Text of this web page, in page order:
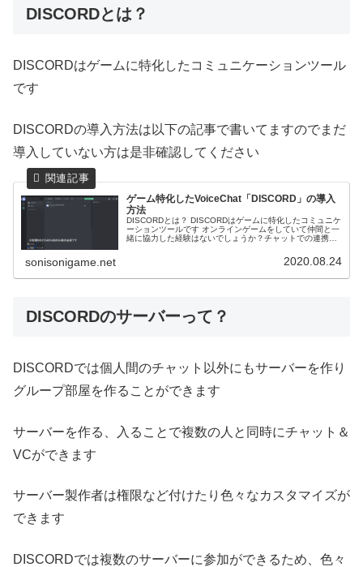
DISCORDとは？
DISCORDはゲームに特化したコミュニケーションツール
です
DISCORDの導入方法は以下の記事で書いてますのでまだ
導入していない方は是非確認してください
ゲーム特化したVoiceChat「DISCORD」の導入
方法
DISCORDとは？ DISCORDはゲームに特化したコミュニケ
ーションツールです オンラインゲームをしていて仲間と一
緒に協力した経験はないでしょうか？チャットでの連携も
る方もいるでしょう。とても便利なアプリです！
sonisonigame.net 2020.08.24
DISCORDのサーバーって？
DISCORDでは個人間のチャット以外にもサーバーを作り
グループ部屋を作ることができます
サーバーを作る、入ることで複数の人と同時にチャット＆
VCができます
サーバー製作者は権限など付けたり色々なカスタマイズが
できます
DISCORDでは複数のサーバーに参加ができるため、色々